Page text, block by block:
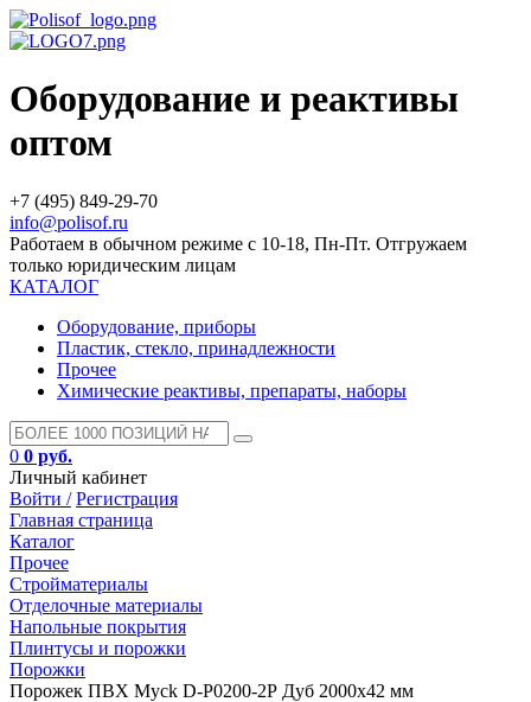
Оборудование и реактивы
оптом
+7 (495) 849-29-70
info@polisof.ru
Работаем в обычном режиме с 10-18, Пн-Пт. Отгружаем
только юридическим лицам
КАТАЛОГ
Оборудование, приборы
Пластик, стекло, принадлежности
Прочее
Химические реактивы, препараты, наборы
0 0 руб.
Личный кабинет
Войти / Регистрация
Главная страница
Каталог
Прочее
Стройматериалы
Отделочные материалы
Напольные покрытия
Плинтусы и порожки
Порожки
Порожек ПВХ Myck D-P0200-2Р Дуб 2000х42 мм